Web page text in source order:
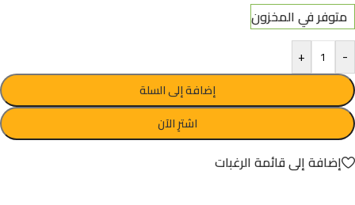
متوفر في المخزون
-
+
إضافة إلى السلة
اشترِ الآن
إضافة إلى قائمة الرغبات